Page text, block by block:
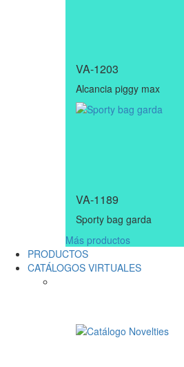
VA-1203
Alcancia piggy max
VA-1189
Sporty bag garda
Más productos
PRODUCTOS
CATÁLOGOS VIRTUALES